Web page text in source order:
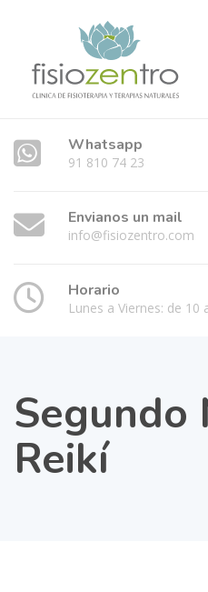
Whatsapp
91 810 74 23
Envianos un mail
info@fisiozentro.com
Horario
Lunes a Viernes: de 10
Segundo
Reikí